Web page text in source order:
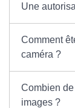
Une
Comment
caméra ?
Combien
images ?